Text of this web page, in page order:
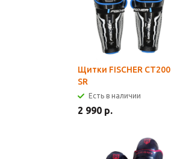
Щитки FISCHER CT200
SR
Есть в наличии
2 990 р.